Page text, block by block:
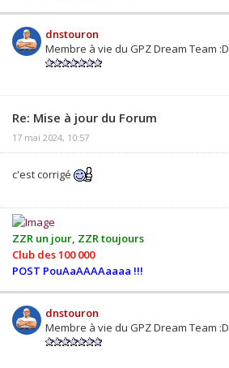
dnstouron
Membre à vie du GPZ Dream Team :D
Re: Mise à jour du Forum
17 mai 2024, 10:57
c'est corrigé
ZZR un jour, ZZR toujours
Club des 100 000
POST PouAaAAAAaaaa !!!
dnstouron
Membre à vie du GPZ Dream Team :D